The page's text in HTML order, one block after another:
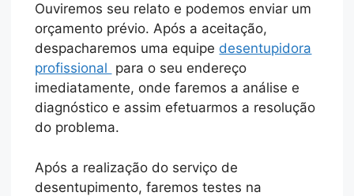
Ouviremos seu relato e podemos enviar um
orçamento prévio. Após a aceitação,
despacharemos uma equipe desentupidora
profissional para o seu endereço
imediatamente, onde faremos a análise e
diagnóstico e assim efetuarmos a resolução
do problema.
Após a realização do serviço de
desentupimento, faremos testes na